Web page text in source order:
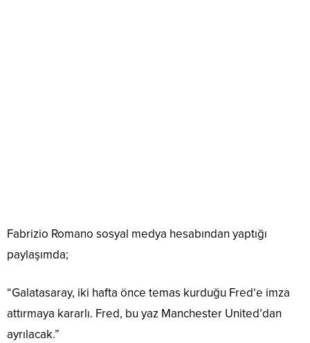
Fabrizio Romano sosyal medya hesabından yaptığı
paylaşımda;
“Galatasaray, iki hafta önce temas kurduğu Fred‘e imza
attırmaya kararlı. Fred, bu yaz Manchester United’dan
ayrılacak.”